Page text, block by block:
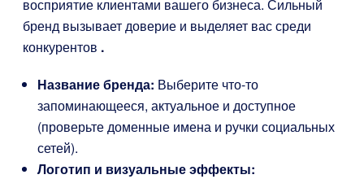
восприятие клиентами вашего бизнеса. Сильный
бренд вызывает доверие и выделяет вас среди
конкурентов .
Название бренда: Выберите что-то
запоминающееся, актуальное и доступное
(проверьте доменные имена и ручки социальных
сетей).
Логотип и визуальные эффекты: